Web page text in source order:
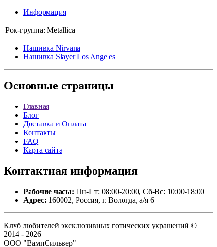
Информация
Рок-группа: Metallica
Нашивка Nirvana
Нашивка Slayer Los Angeles
Основные страницы
Главная
Блог
Доставка и Оплата
Контакты
FAQ
Карта сайта
Контактная информация
Рабочие часы: Пн-Пт: 08:00-20:00, Сб-Вс: 10:00-18:00
Адрес: 160002, Россия, г. Вологда, а/я 6
Клуб любителей эксклюзивных готических украшений ©
2014 - 2026
ООО "ВампСильвер".